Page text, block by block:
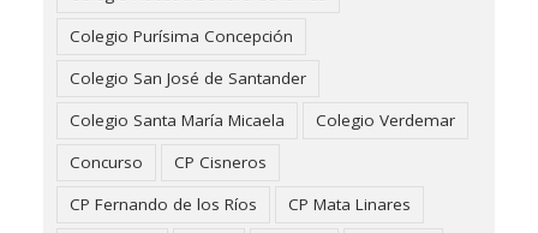
Colegio Purísima Concepción
Colegio San José de Santander
Colegio Santa María Micaela
Colegio Verdemar
Concurso
CP Cisneros
CP Fernando de los Ríos
CP Mata Linares